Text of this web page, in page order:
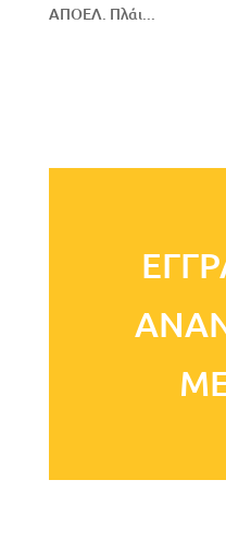
ΑΠΟΕΛ. Πλάι...